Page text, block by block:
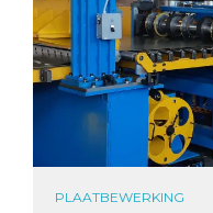
PLAATBEWERKING